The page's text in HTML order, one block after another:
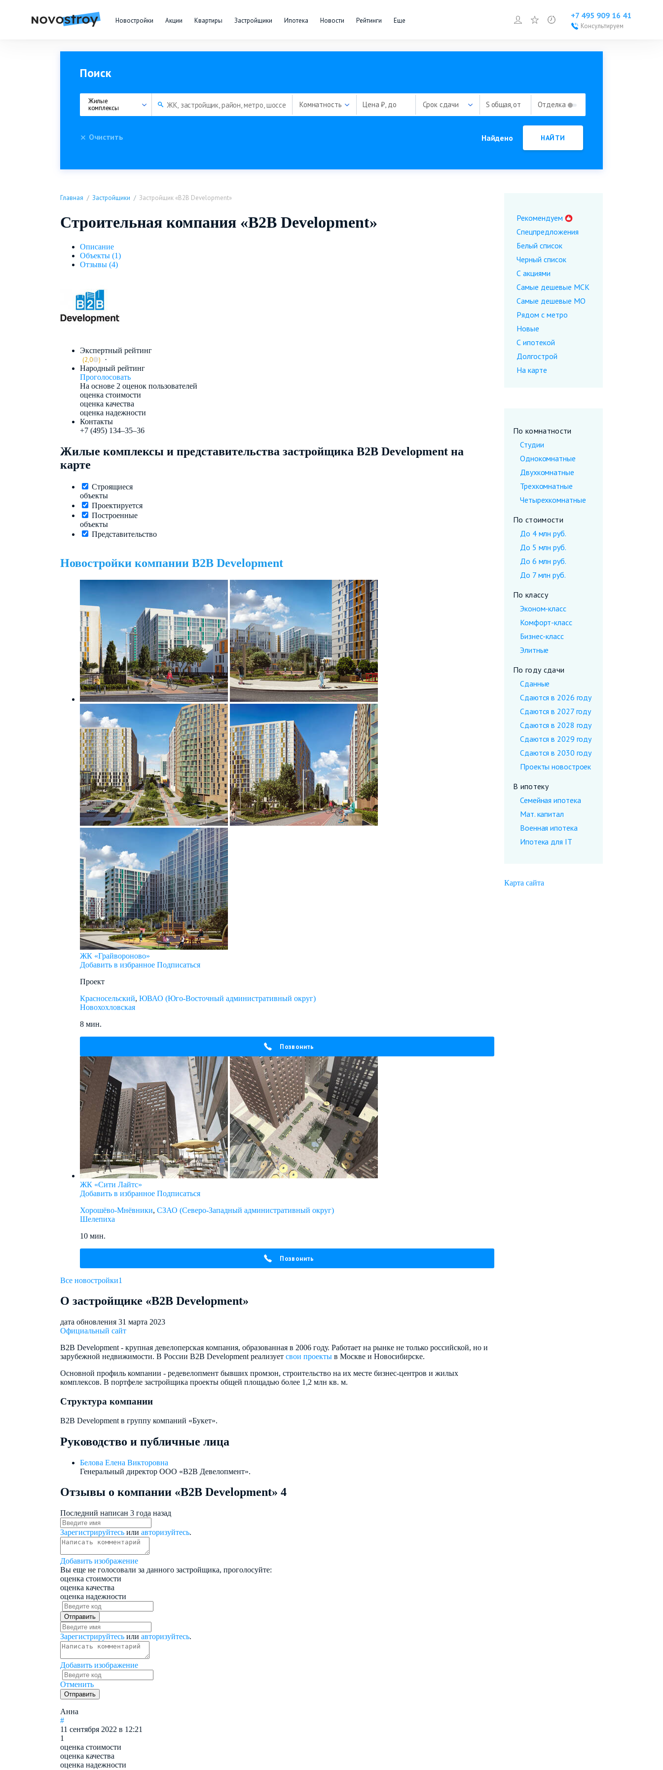
Новостройки Акции Квартиры Застройщики Ипотека Новости Рейтинги Еще Войти или зарегистрироваться
зарегистрироваться
ИзбранноеПросмотренное
+7 495 909 16 41
Консультируем
Поиск
Жилые
комплексы
Комнатность Цена ₽, до Срок сдачи S общая, от Отделка
Очистить Найдено НАЙТИ
Рекомендуем
Спецпредложения
Белый список
Черный список
С акциями
Самые дешевые МСК
Самые дешевые МО
Рядом с метро
Новые
С ипотекой
Долгострой
На карте
По комнатности
Студии
Однокомнатные
Двухкомнатные
Трехкомнатные
Четырехкомнатные
По стоимости
До 4 млн руб.
До 5 млн руб.
До 6 млн руб.
До 7 млн руб.
По классу
Эконом-класс
Комфорт-класс
Бизнес-класс
Элитные
По году сдачи
Сданные
Сдаются в 2026 году
Сдаются в 2027 году
Сдаются в 2028 году
Сдаются в 2029 году
Сдаются в 2030 году
Проекты новостроек
В ипотеку
Семейная ипотека
Мат. капитал
Военная ипотека
Ипотека для IT
Карта сайта
Главная Застройщики Застройщик «B2B Development»
Строительная компания «B2B Development»
Описание
Объекты (1)
Отзывы (4)
Экспертный рейтинг
(2,0
) ·
Народный рейтинг
Проголосовать
На основе 2 оценок пользователей
оценка стоимости
оценка качества
оценка надежности
Контакты
+7 (495) 134–35–36
Жилые комплексы и представительства застройщика B2B Development на
карте
Строящиеся
объекты
Проектируется
Построенные
объекты
Представительство
Новостройки компании B2B Development
ЖК «Грайвороново»
Добавить в избранное Подписаться
Проект
Красносельский, ЮВАО (Юго-Восточный административный округ)
Новохохловская
8 мин.
Позвонить
ЖК «Сити Лайтс»
Добавить в избранное Подписаться
Хорошёво-Мнёвники, СЗАО (Северо-Западный административный округ)
Шелепиха
10 мин.
Позвонить
Все новостройки1
О застройщике «B2B Development»
дата обновления 31 марта 2023
Официальный сайт
B2B Development - крупная девелоперская компания, образованная в 2006 году. Работает на рынке не только российской, но и
зарубежной недвижимости. В России B2B Development реализует свои проекты в Москве и Новосибирске.
Основной профиль компании - редевелопмент бывших промзон, строительство на их месте бизнес-центров и жилых
комплексов. В портфеле застройщика проекты общей площадью более 1,2 млн кв. м.
Структура компании
B2B Development в группу компаний «Букет».
Руководство и публичные лица
Белова Елена Викторовна
Генеральный директор ООО «В2В Девелопмент».
Отзывы о компании «B2B Development» 4
Последний написан 3 года назад
Зарегистрируйтесь или авторизуйтесь.
Добавить изображение
Вы еще не голосовали за данного застройщика, проголосуйте:
оценка стоимости
оценка качества
оценка надежности
Зарегистрируйтесь или авторизуйтесь.
Добавить изображение
Отменить
Анна
#
11 сентября 2022 в 12:21
1
оценка стоимости
оценка качества
оценка надежности